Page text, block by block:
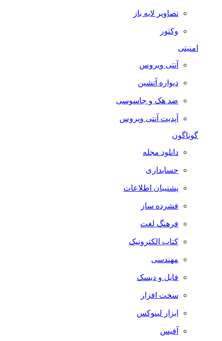
تصاویر لایه باز
وکتور
امنیتی
آنتی ویروس
دیواره آتشین
ضد هک و جاسوسی
آپدیت آنتی ویروس
گوناگون
دانلود مجله
حسابداری
پشتیبان اطلاعات
فشرده ساز
فرهنگ لغت
کتاب الکترونیک
مهندسی
فایل و دیسک
سخت افزار
ابزار لینوکس
آفیس